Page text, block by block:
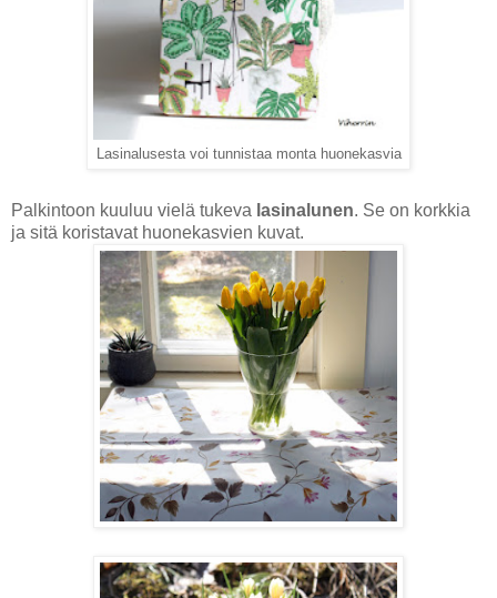
Lasinalusesta voi tunnistaa monta huonekasvia
Palkintoon kuuluu vielä tukeva lasinalunen. Se on korkkia
ja sitä koristavat huonekasvien kuvat.